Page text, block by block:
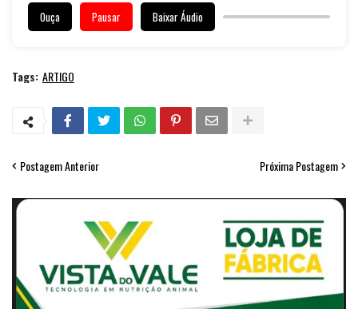
Ouça Pausar Baixar Áudio
Tags: ARTIGO
Postagem Anterior Próxima Postagem